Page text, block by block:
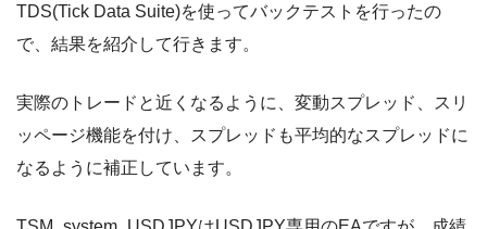
TDS(Tick Data Suite)を使ってバックテストを行ったの
で、結果を紹介して行きます。
実際のトレードと近くなるように、変動スプレッド、スリ
ッページ機能を付け、スプレッドも平均的なスプレッドに
なるように補正しています。